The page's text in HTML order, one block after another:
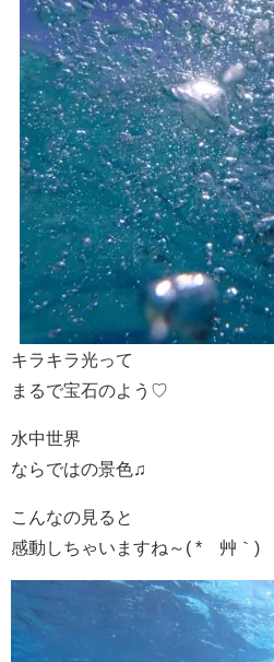
キラキラ光って
まるで宝石のよう♡
水中世界
ならではの景色♫
こんなの見ると
感動しちゃいますね～( *´艸｀)